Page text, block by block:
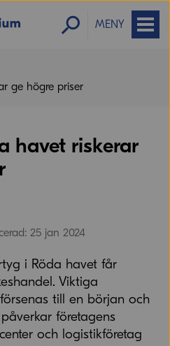
MENY
ge högre priser
havet riskerar
25 jan 2024
i Röda havet får
Viktiga
till en början och
företagens
och logistikföretag